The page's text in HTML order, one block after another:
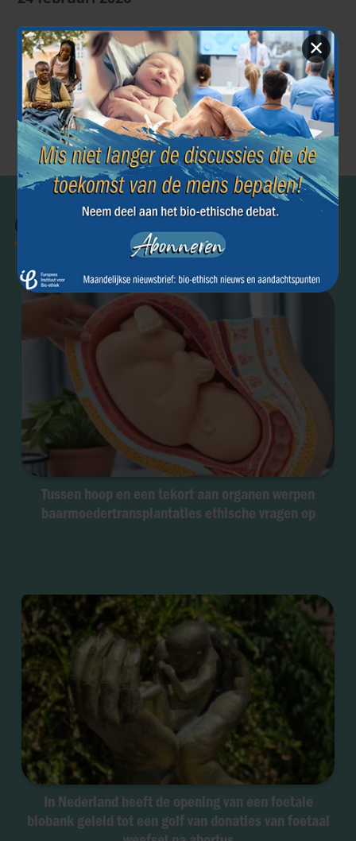
Vorige artikel
←
Volgende artikel
→
✕
Orgaandonatie
Einde van het
Tussen hoop en een tekort aan organen werpen
baarmoedertransplantaties ethische vragen op
In Nederland heeft de opening van een foetale
biobank geleid tot een golf van donaties van foetaal